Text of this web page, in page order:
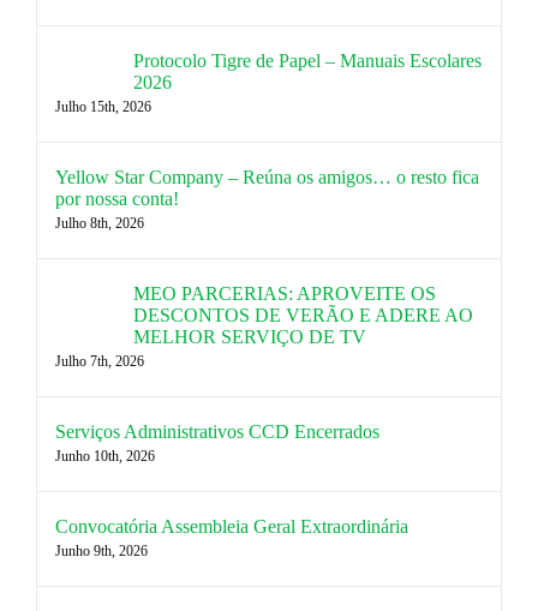
Protocolo Tigre de Papel – Manuais Escolares
2026
Julho 15th, 2026
Yellow Star Company – Reúna os amigos… o resto fica
por nossa conta!
Julho 8th, 2026
MEO PARCERIAS: APROVEITE OS
DESCONTOS DE VERÃO E ADERE AO
MELHOR SERVIÇO DE TV
Julho 7th, 2026
Serviços Administrativos CCD Encerrados
Junho 10th, 2026
Convocatória Assembleia Geral Extraordinária
Junho 9th, 2026